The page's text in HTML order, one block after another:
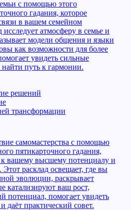
с помощью этого
гадания, которое
в вашем семейном
исследует атмосферу в семье и
модели общения и языки
как возможности для более
увидеть сильные
путь к гармонии.
решений
трансформации
самомастерства с помощью
пятикарточного гадания,
к вашему высшему потенциалу и
расклад освещает, где вы
эволюции, раскрывает
катализируют ваш рост,
потенциал, помогает увидеть
практический совет.